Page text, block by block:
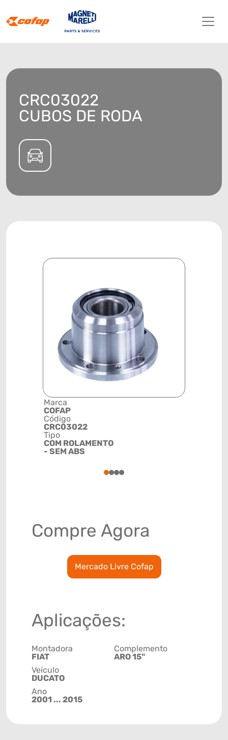
CRC03022
CUBOS DE RODA
Marca
COFAP
Código
CRC03022
Tipo
COM ROLAMENTO
- SEM ABS
1234
Compre Agora
Mercado Livre Cofap
Aplicações:
Montadora
FIAT
Veículo
DUCATO
Ano
2001 ... 2015
Complemento
ARO 15"